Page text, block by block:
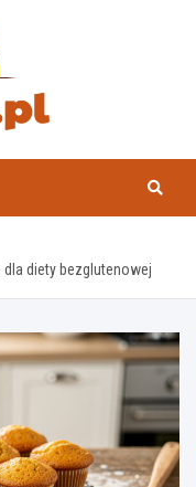
diety bezglutenowej